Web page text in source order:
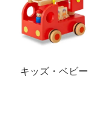
キッズ・ベビー